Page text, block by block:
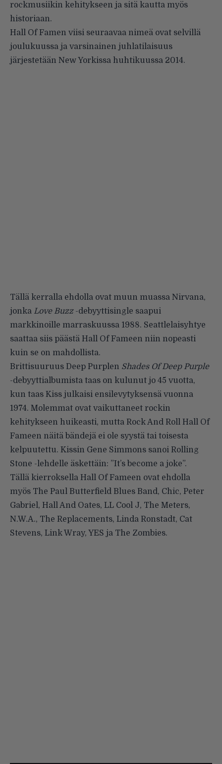
rockmusiikin kehitykseen ja sitä kautta myös
historiaan.
Hall Of Famen viisi seuraavaa nimeä ovat selvillä
joulukuussa ja varsinainen juhlatilaisuus
järjestetään New Yorkissa huhtikuussa 2014.
Tällä kerralla ehdolla ovat muun muassa Nirvana,
jonka Love Buzz-debyyttisingle saapui
markkinoille marraskuussa 1988. Seattlelaisyhtye
saattaa siis päästä Hall Of Fameen niin nopeasti
kuin se on mahdollista.
Brittisuuruus Deep Purplen Shades Of Deep Purple
-debyyttialbumista taas on kulunut jo 45 vuotta,
kun taas Kiss julkaisi ensilevytyksensä vuonna
1974. Molemmat ovat vaikuttaneet rockin
kehitykseen huikeasti, mutta Rock And Roll Hall Of
Fameen näitä bändejä ei ole syystä tai toisesta
kelpuutettu. Kissin Gene Simmons sanoi Rolling
Stone -lehdelle äskettäin: ”It’s become a joke”.
Tällä kierroksella Hall Of Fameen ovat ehdolla
myös The Paul Butterfield Blues Band, Chic, Peter
Gabriel, Hall And Oates, LL Cool J, The Meters,
N.W.A., The Replacements, Linda Ronstadt, Cat
Stevens, Link Wray, YES ja The Zombies.